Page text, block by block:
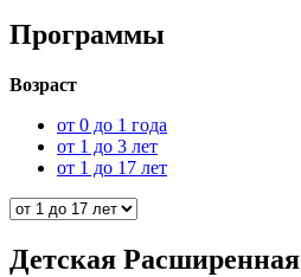
Программы
Возраст
от 0 до 1 года
от 1 до 3 лет
от 1 до 17 лет
Детская Раcширенная